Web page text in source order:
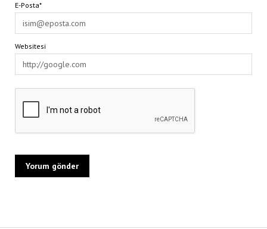
E-Posta*
Websitesi